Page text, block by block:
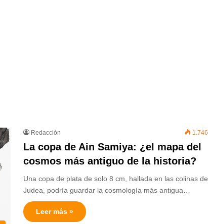
Redacción 1.746
La copa de Ain Samiya: ¿el mapa del
cosmos más antiguo de la historia?
Una copa de plata de solo 8 cm, hallada en las colinas de
Judea, podría guardar la cosmología más antigua…
Leer más »